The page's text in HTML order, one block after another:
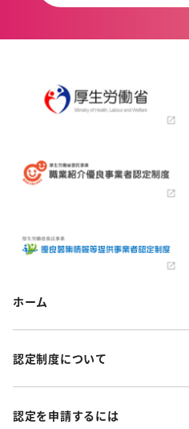
ホーム
認定制度について
認定を申請するには